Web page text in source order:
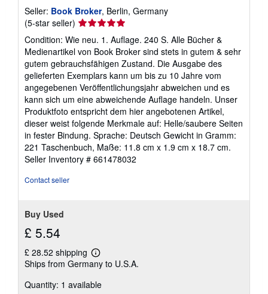
Seller: Book Broker, Berlin, Germany
(5-star seller) Seller
5
out
of
5
stars
Condition: Wie neu. 1. Auflage. 240 S. Alle Bücher &
Medienartikel von Book Broker sind stets in gutem & sehr
gutem gebrauchsfähigen Zustand. Die Ausgabe des
gelieferten Exemplars kann um bis zu 10 Jahre vom
angegebenen Veröffentlichungsjahr abweichen und es
kann sich um eine abweichende Auflage handeln. Unser
Produktfoto entspricht dem hier angebotenen Artikel,
dieser weist folgende Merkmale auf: Helle/saubere Seiten
in fester Bindung. Sprache: Deutsch Gewicht in Gramm:
221 Taschenbuch, Maße: 11.8 cm x 1.9 cm x 18.7 cm.
Seller Inventory # 661478032
Contact seller
Buy Used
£ 5.54
£ 28.52 shipping
Learn
more
shipping
Ships from Germany to U.S.A.
Quantity: 1 available